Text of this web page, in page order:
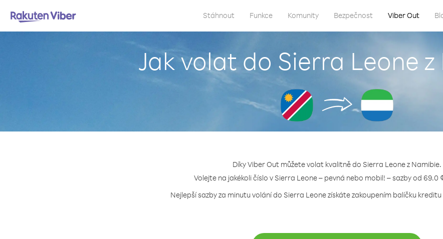
Stáhnout Funkce Komunity Bezpečnost Viber Out
Jak volat do Sierra Leone
Díky Viber Out můžete volat kvalitně do Sierra Leone z Namibie.
Volejte na jakékoli číslo v Sierra Leone – pevná nebo mobil! – sazby od 69.0
Nejlepší sazby za minutu volání do Sierra Leone získáte zakoupením balíčku